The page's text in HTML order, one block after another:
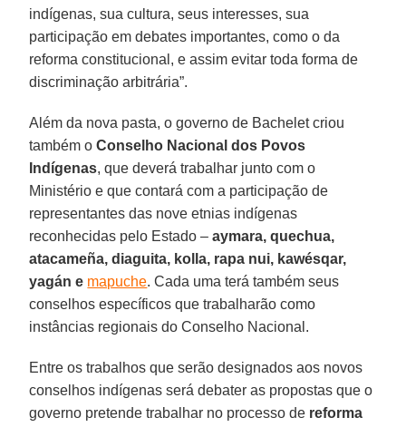
indígenas, sua cultura, seus interesses, sua
participação em debates importantes, como o da
reforma constitucional, e assim evitar toda forma de
discriminação arbitrária”.
Além da nova pasta, o governo de Bachelet criou
também o Conselho Nacional dos Povos
Indígenas, que deverá trabalhar junto com o
Ministério e que contará com a participação de
representantes das nove etnias indígenas
reconhecidas pelo Estado –aymara, quechua,
atacameña, diaguita, kolla, rapa nui, kawésqar,
yagán e mapuche. Cada uma terá também seus
conselhos específicos que trabalharão como
instâncias regionais do Conselho Nacional.
Entre os trabalhos que serão designados aos novos
conselhos indígenas será debater as propostas que o
governo pretende trabalhar no processo de reforma